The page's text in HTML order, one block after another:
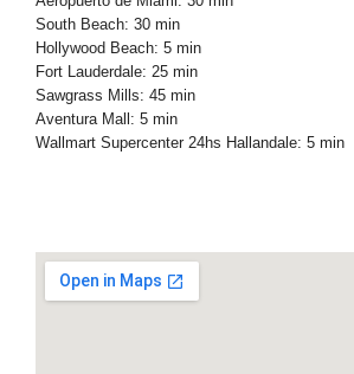
South Beach: 30 min
Hollywood Beach: 5 min
Fort Lauderdale: 25 min
Sawgrass Mills: 45 min
Aventura Mall: 5 min
Wallmart Supercenter 24hs Hallandale: 5 min